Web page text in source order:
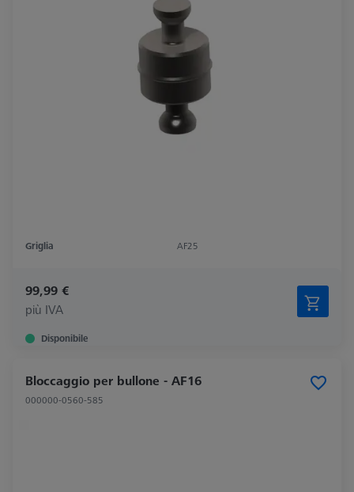
Griglia AF25
99,99 €
più IVA
Disponibile
Bloccaggio per bullone - AF16
000000-0560-585